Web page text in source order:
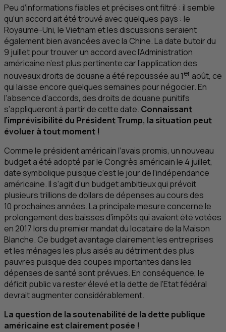
Peu d’informations fiables et précises ont filtré : il semble
qu’un accord ait été trouvé avec quelques pays : le
Royaume-Uni, le Vietnam et les discussions seraient
également bien avancées avec la Chine. La date butoir du
9 juillet pour trouver un accord avec l’Administration
américaine n’est plus pertinente car l’application des
nouveaux droits de douane a été repoussée au 1er août, ce
qui laisse encore quelques semaines pour négocier. En
l’absence d’accords, des droits de douane punitifs
s’appliqueront à partir de cette date. Connaissant
l’imprévisibilité du Président Trump, la situation peut
évoluer à tout moment !
Comme le président américain l’avais promis, un nouveau
budget a été adopté par le Congrès américain le 4 juillet,
date symbolique puisque c’est le jour de l’indépendance
américaine. Il s’agit d’un budget ambitieux qui prévoit
plusieurs trillions de dollars de dépenses au cours des
10 prochaines années. La principale mesure concerne le
prolongement des baisses d’impôts qui avaient été votées
en 2017 lors du premier mandat du locataire de la Maison
Blanche. Ce budget avantage clairement les entreprises
et les ménages les plus aisés au détriment des plus
pauvres puisque des coupes importantes dans les
dépenses de santé sont prévues. En conséquence, le
déficit public va rester élevé et la dette de l’Etat fédéral
devrait augmenter considérablement.
La question de la soutenabilité de la dette publique
américaine est clairement posée !